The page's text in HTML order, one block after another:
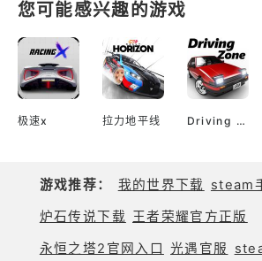
您可能感兴趣的游戏
极速x 拉力地平线 Driving Zone Japan驾驶区日本
游戏推荐： 我的世界下载 steam
炉石传说下载 王者荣耀官方正版
永恒之塔2官网入口 光遇官服